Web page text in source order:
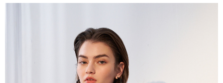
4.訂單成立30分鐘內，如未前往確認交易或遇審核未通過，訂單將自動取
1.分期款項不併入電信帳單，「大哥付你分期」於每月結算日後寄送繳費提
2.透過簡訊連結打開帳單後，可選擇「超商條碼／台灣大直營門市／銀行轉
帳／街口支付／iPASS MONEY」等通路繳費。
【「AFTEE先享後付」結帳流程】
１．於結帳方式選擇「AFTEE先享後付」後，將跳轉至「AFTEE先享後付」
結帳頁面，進行簡訊認證並確認金額後，即可完成結帳。
２．訂單成立數日內，您將收到繳費通知簡訊。
３．收到繳費通知簡訊後14天內，點擊此簡訊中的連結，可透過四大超商／
每筆NT$120，滿NT$2,000(含以上)免運費
每筆NT$120，滿NT$2,000(含以上)免運費